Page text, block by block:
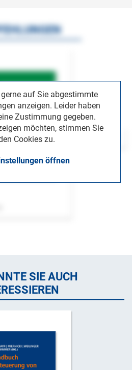
auf Sie abgestimmte
anzeigen. Leider haben
Zustimmung gegeben.
möchten, stimmen Sie
Cookies zu.
öffnen
SIE AUCH